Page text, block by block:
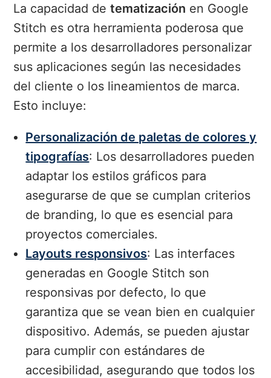
La capacidad detematización en Google
Stitch es otra herramienta poderosa que
permite a los desarrolladores personalizar
sus aplicaciones según las necesidades
del cliente o los lineamientos de marca.
Esto incluye:
Personalización de paletas de colores y
tipografías: Los desarrolladores pueden
adaptar los estilos gráficos para
asegurarse de que se cumplan criterios
de branding, lo que es esencial para
proyectos comerciales.
Layouts responsivos: Las interfaces
generadas en Google Stitch son
responsivas por defecto, lo que
garantiza que se vean bien en cualquier
dispositivo. Además, se pueden ajustar
para cumplir con estándares de
accesibilidad, asegurando que todos los